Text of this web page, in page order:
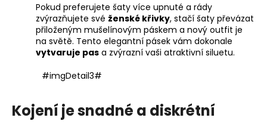
Pokud preferujete šaty více upnuté a rády
zvýrazňujete své ženské křivky, stačí šaty převázat
přiloženým mušelínovým páskem a nový outfit je
na světě. Tento elegantní pásek vám dokonale
vytvaruje pas a zvýrazní vaši atraktivní siluetu.
#imgDetail3#
Kojení je snadné a diskrétní